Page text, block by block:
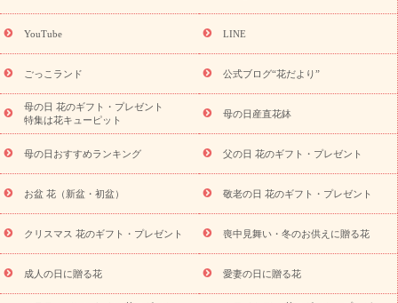
9月の誕生花(リンドウ)
ら探す
お祝いの花特集 当日配達特急便 お祝い商品一覧
念日
結婚祝い 出産祝い 退院祝い・快気祝い
寿祝い
プチギフト ペットのお祝いフラワー
お供え・お悔やみの花
四十九日法要以降に贈る花
通夜・葬儀
に贈る花
お供え お花とセットギフト
お供え プリザーブドフラ
ワー
ペットのお供えフラワー お盆（新盆・初盆）
その他
お祝い返し
お見舞い お取り寄せギフト ビジネス用
ご自宅
用
観葉植物 ミディ胡蝶蘭 プリザーブドフラワー
スタイル
から探す
アレンジメント 花束 スタンド花 お祝い
お供
え・お悔やみ
胡蝶蘭・花鉢
ミディ胡蝶蘭・お祝い
ミディ胡蝶蘭・お供え
世界初の青色胡蝶蘭 観葉植物
観葉植
YouTube LINE
ごっこランド 公式ブログ“花だより”
母の日 花のギフト・プレゼント
特集は花キューピット
母の日産直花鉢
母の日おすすめランキング 父の日 花のギフト・プレゼント
お盆 花（新盆・初盆） 敬老の日 花のギフト・プレゼント
クリスマス 花のギフト・プレゼント 喪中見舞い・冬のお供えに贈る花
成人の日に贈る花 愛妻の日に贈る花